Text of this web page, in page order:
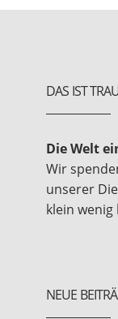
DAS IST
Die Welt
Wir
unserer
klein wenig
NEUE